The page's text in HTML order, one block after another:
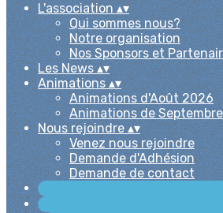
L'association▴▾
Qui sommes nous?
Notre organisation
Nos Sponsors et
Les News▴▾
Animations▴▾
Animations d'Août 2026
Animations de
Nous rejoindre▴▾
Venez nous rejoindre
Demande d'Adhésion
Demande de contact